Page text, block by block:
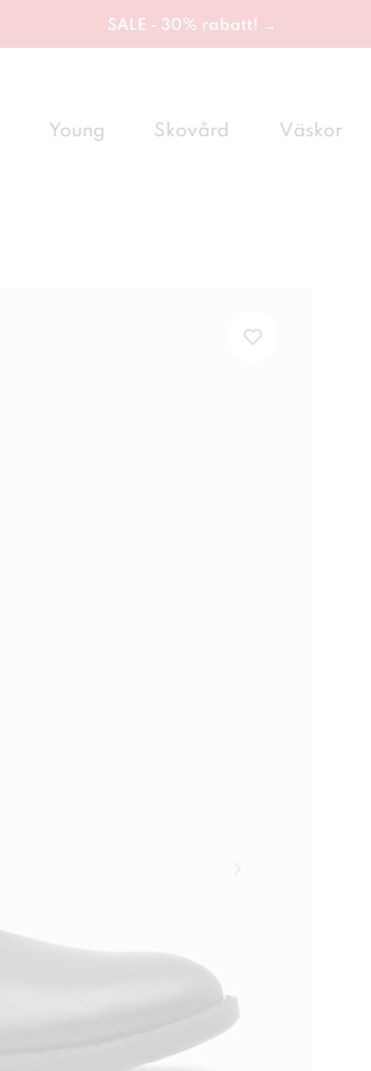
SALE - 30% rabatt! →
Young Skovård Väskor